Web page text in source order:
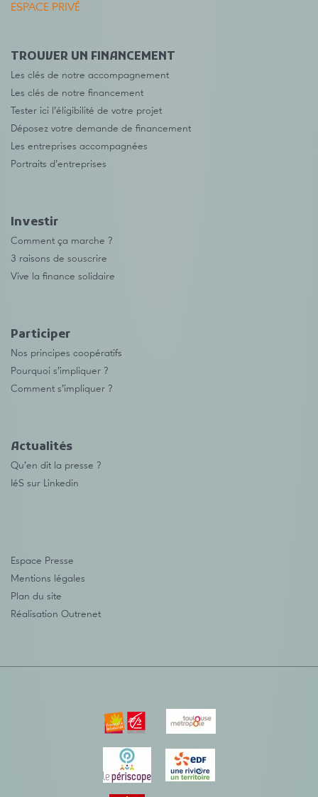
ESPACE PRIVÉ
TROUVER UN FINANCEMENT
Les clés de notre accompagnement
Les clés de notre financement
Tester ici l’éligibilité de votre projet
Déposez votre demande de financement
Les entreprises accompagnées
Portraits d’entreprises
Investir
Comment ça marche ?
3 raisons de souscrire
Vive la finance solidaire
Participer
Nos principes coopératifs
Pourquoi s’impliquer ?
Comment s’impliquer ?
Actualités
Qu’en dit la presse ?
IéS sur Linkedin
Espace Presse
Mentions légales
Plan du site
Réalisation Outrenet